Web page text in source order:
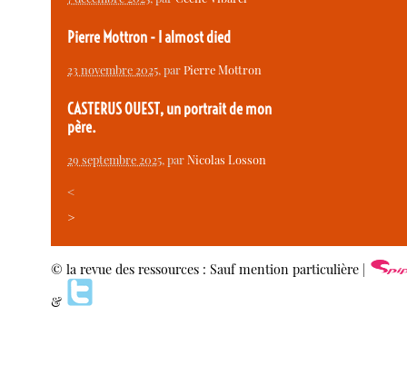
Pierre Mottron - I almost died
23 novembre 2025, parPierre Mottron
CASTERUS OUEST, un portrait de mon
père.
29 septembre 2025, parNicolas Losson
<
>
© la revue des ressources : Sauf mention particulière |
&